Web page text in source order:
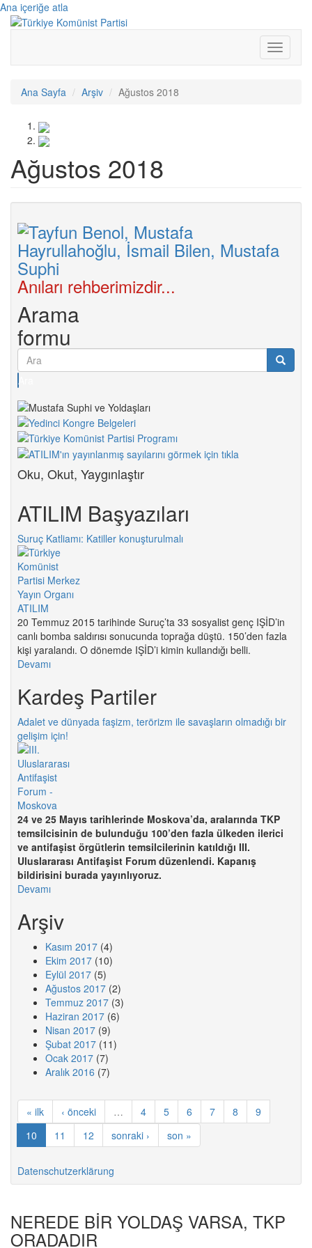
Ana içeriğe atla
Toggle
Ana Sayfa Arşiv Ağustos 2018
Ağustos 2018
Anıları rehberimizdir...
Arama
formu
Ara
Oku, Okut, Yaygınlaştır
ATILIM Başyazıları
Suruç Katliamı: Katiller konuşturulmalı
20 Temmuz 2015 tarihinde Suruç’ta 33 sosyalist genç IŞİD’in
canlı bomba saldırısı sonucunda toprağa düştü. 150’den fazla
kişi yaralandı. O dönemde IŞİD’i kimin kullandığı belli.
Devamı
Kardeş Partiler
Adalet ve dünyada faşizm, terörizm ile savaşların olmadığı bir
gelişim için!
24 ve 25 Mayıs tarihlerinde Moskova’da, aralarında TKP
temsilcisinin de bulunduğu 100’den fazla ülkeden ilerici
ve antifaşist örgütlerin temsilcilerinin katıldığı III.
Uluslararası Antifaşist Forum düzenlendi. Kapanış
bildirisini burada yayınlıyoruz.
Devamı
Arşiv
Kasım 2017 (4)
Ekim 2017 (10)
Eylül 2017 (5)
Ağustos 2017 (2)
Temmuz 2017 (3)
Haziran 2017 (6)
Nisan 2017 (9)
Şubat 2017 (11)
Ocak 2017 (7)
Aralık 2016 (7)
« ilk ‹ önceki … 4 5 6 7 8
9
10
11 12 sonraki › son »
Datenschutzerklärung
NEREDE BİR YOLDAŞ VARSA, TKP
ORADADIR